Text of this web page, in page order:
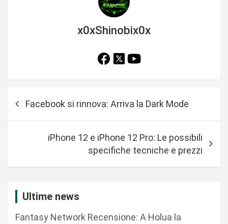
x0xShinobix0x
Facebook si rinnova: Arriva la Dark Mode
iPhone 12 e iPhone 12 Pro: Le possibili
specifiche tecniche e prezzi
Ultime news
Fantasy Network Recensione: A Holua la